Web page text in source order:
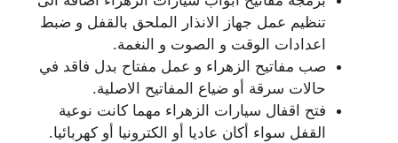
تنظيم عمل جهاز الانذار الملحق بالقفل و ضبط
اعدادات الوقت و الصوت و النغمة.
صب مفاتيح الزهراء و عمل مفتاح بدل فاقد في
حالات سرقة أو ضياع المفاتيح الاصلية.
فتح اقفال سيارات الزهراء مهما كانت نوعية
القفل سواء أكان عاديا أو الكترونيا أو كهربائيا.